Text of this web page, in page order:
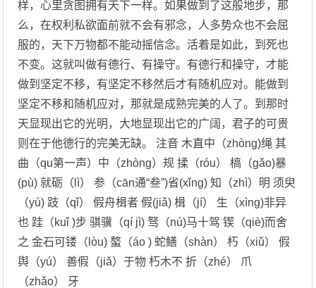
样，心里贪图拥有天下一样。如果做到了这般地步，那
么，在权利私欲面前就不会有邪念，人多势众也不会屈
服的，天下万物都不能动摇信念。活着是如此，到死也
不变。这就叫做有德行、有操守。有德行和操守，才能
做到坚定不移，有坚定不移然后才有随机应对。能做到
坚定不移和随机应对，那就是成熟完美的人了。到那时
天显现出它的光明，大地显现出它的广阔，君子的可贵
则在于他德行的完美无缺。 注音 木直中（zhòng)绳 其
曲（qu第一声）中（zhòng）规 揉（róu） 槁（gǎo)暴
(pù) 就砺（lì） 参（cān通“叁”)省(xǐng) 知（zhì）明 须臾
（yú) 跂（qǐ） 假舟楫者 假(jiǎ) 楫（jí） 生（xìng)非异
也 跬（kuǐ )步 骐骥（qí jì) 驽（nú)马十驾 锲（qiè)而舍
之 金石可镂（lòu) 螯（áo ) 蛇鳝（shàn） 朽（xiǔ） 假
舆（yú） 善假（jiǎ）于物 朽木不 折（zhé） 爪
（zhǎo） 牙